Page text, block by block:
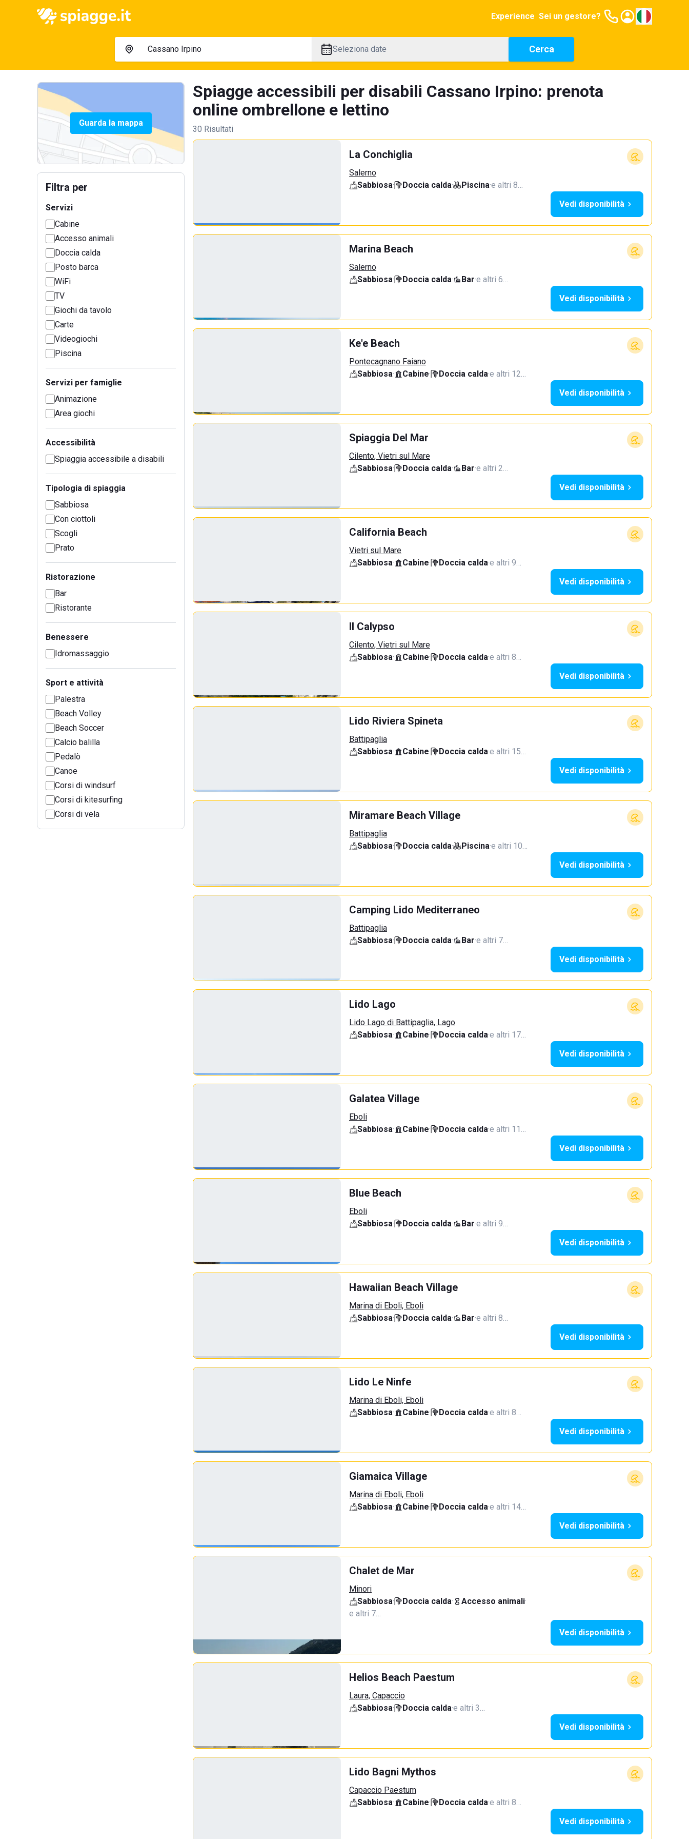
Experience Sei un gestore?
Seleziona date Cerca
Guarda la mappa
Filtra per
Servizi
Cabine
Accesso animali
Doccia calda
Posto barca
WiFi
TV
Giochi da tavolo
Carte
Videogiochi
Piscina
Servizi per famiglie
Animazione
Area giochi
Accessibilità
Spiaggia accessibile a disabili
Tipologia di spiaggia
Sabbiosa
Con ciottoli
Scogli
Prato
Ristorazione
Bar
Ristorante
Benessere
Idromassaggio
Sport e attività
Palestra
Beach Volley
Beach Soccer
Calcio balilla
Pedalò
Canoe
Corsi di windsurf
Corsi di kitesurfing
Corsi di vela
Spiagge accessibili per disabili Cassano Irpino: prenota
online ombrellone e lettino
30 Risultati
La Conchiglia
Salerno
Sabbiosa· Doccia calda· Piscina·e altri 8…
Vedi disponibilità
Marina Beach
Salerno
Sabbiosa· Doccia calda· Bar·e altri 6…
Vedi disponibilità
Ke'e Beach
Pontecagnano Faiano
Sabbiosa· Cabine· Doccia calda·e altri 12…
Vedi disponibilità
Spiaggia Del Mar
Cilento, Vietri sul Mare
Sabbiosa· Doccia calda· Bar·e altri 2…
Vedi disponibilità
California Beach
Vietri sul Mare
Sabbiosa· Cabine· Doccia calda·e altri 9…
Vedi disponibilità
Il Calypso
Cilento, Vietri sul Mare
Sabbiosa· Cabine· Doccia calda·e altri 8…
Vedi disponibilità
Lido Riviera Spineta
Battipaglia
Sabbiosa· Cabine· Doccia calda·e altri 15…
Vedi disponibilità
Miramare Beach Village
Battipaglia
Sabbiosa· Doccia calda· Piscina·e altri 10…
Vedi disponibilità
Camping Lido Mediterraneo
Battipaglia
Sabbiosa· Doccia calda· Bar·e altri 7…
Vedi disponibilità
Lido Lago
Lido Lago di Battipaglia, Lago
Sabbiosa· Cabine· Doccia calda·e altri 17…
Vedi disponibilità
Galatea Village
Eboli
Sabbiosa· Cabine· Doccia calda·e altri 11…
Vedi disponibilità
Blue Beach
Eboli
Sabbiosa· Doccia calda· Bar·e altri 9…
Vedi disponibilità
Hawaiian Beach Village
Marina di Eboli, Eboli
Sabbiosa· Doccia calda· Bar·e altri 8…
Vedi disponibilità
Lido Le Ninfe
Marina di Eboli, Eboli
Sabbiosa· Cabine· Doccia calda·e altri 8…
Vedi disponibilità
Giamaica Village
Marina di Eboli, Eboli
Sabbiosa· Cabine· Doccia calda·e altri 14…
Vedi disponibilità
Chalet de Mar
Minori
Sabbiosa· Doccia calda· Accesso animali·
e altri 7…
Vedi disponibilità
Helios Beach Paestum
Laura, Capaccio
Sabbiosa· Doccia calda·e altri 3…
Vedi disponibilità
Lido Bagni Mythos
Capaccio Paestum
Sabbiosa· Cabine· Doccia calda·e altri 8…
Vedi disponibilità